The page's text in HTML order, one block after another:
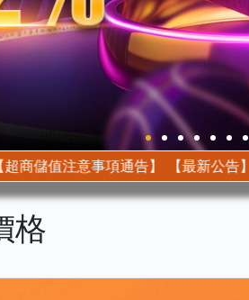
【最新公告】 【超商儲值注意事項通告】
格